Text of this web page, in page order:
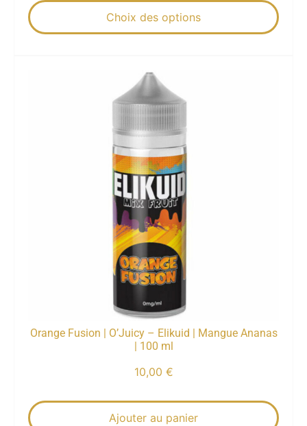
Choix des options
Orange Fusion | O’Juicy – Elikuid | Mangue Ananas
| 100 ml
10,00 €
Ajouter au panier